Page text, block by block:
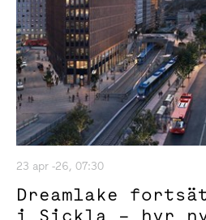
23 apr -26, 07:30
Dreamlake
i Sickla – hyr